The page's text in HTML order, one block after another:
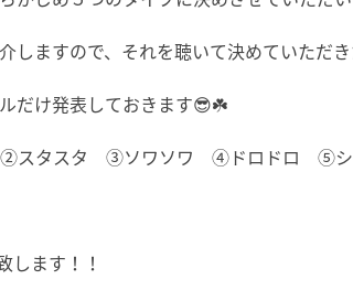
しますので、それを聴いて決めていただき
だけ発表しておきます😎☘️
スタスタ ③ソワソワ ④ドロドロ ⑤シ
します！！